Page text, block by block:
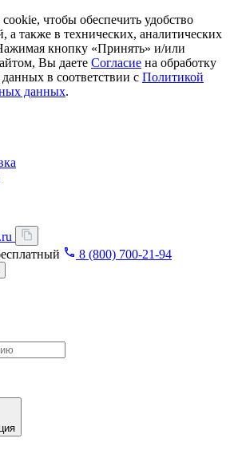
чтобы обеспечить удобство
а также в технических, аналитических
кнопку «Принять» и/или
Вы даете Согласие на обработку
в соответствии с Политикой
данных.
8 (800) 700-21-94